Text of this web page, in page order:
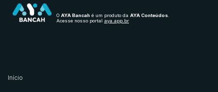
O AYA Bancah é um produto da AYA Conteúdos
Acesse nosso portal aya.app.br
Início